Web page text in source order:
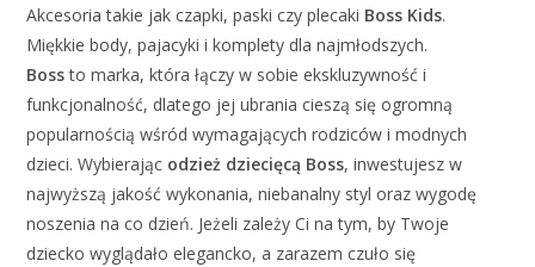
Akcesoria takie jak czapki, paski czy plecaki Boss Kids.
Miękkie body, pajacyki i komplety dla najmłodszych.
Bossto marka, która łączy w sobie ekskluzywność i
funkcjonalność, dlatego jej ubrania cieszą się ogromną
popularnością wśród wymagających rodziców i modnych
dzieci. Wybierając odzież dziecięcą Boss, inwestujesz w
najwyższą jakość wykonania, niebanalny styl oraz wygodę
noszenia na co dzień. Jeżeli zależy Ci na tym, by Twoje
dziecko wyglądało elegancko, a zarazem czuło się